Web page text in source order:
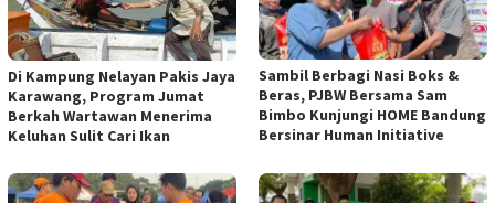
Di Kampung Nelayan Pakis Jaya
Karawang, Program Jumat
Berkah Wartawan Menerima
Keluhan Sulit Cari Ikan
Sambil Berbagi Nasi Boks &
Beras, PJBW Bersama Sam
Bimbo Kunjungi HOME Bandung
Bersinar Human Initiative